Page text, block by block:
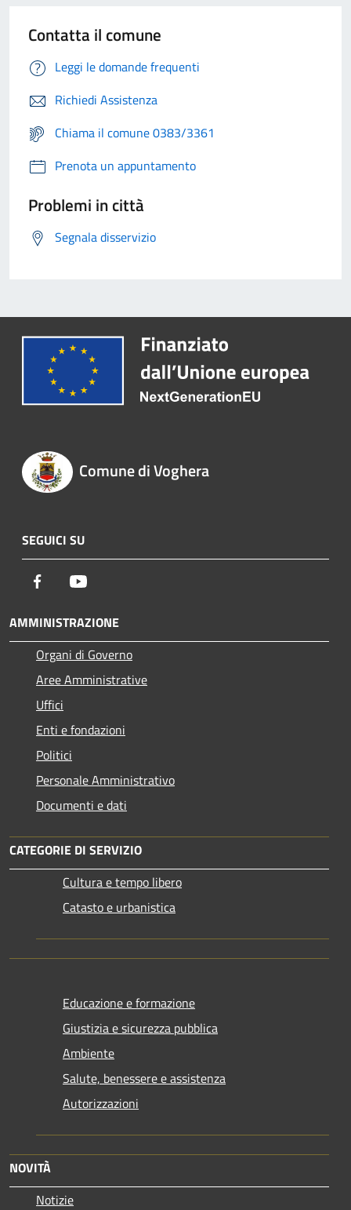
Contatta il comune
Leggi le domande frequenti
Richiedi Assistenza
Chiama il comune 0383/3361
Prenota un appuntamento
Problemi in città
Segnala disservizio
Comune di Voghera
SEGUICI SU
Facebook
AMMINISTRAZIONE
Organi di Governo
Aree Amministrative
Uffici
Enti e fondazioni
Politici
Personale Amministrativo
Documenti e dati
CATEGORIE DI SERVIZIO
Cultura e tempo libero
Catasto e urbanistica
Educazione e formazione
Giustizia e sicurezza pubblica
Ambiente
Salute, benessere e assistenza
Autorizzazioni
NOVITÀ
Notizie